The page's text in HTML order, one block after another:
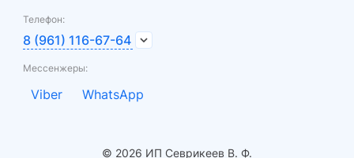
Телефон:
8 (961) 116-67-64
Мессенжеры:
Viber WhatsApp
© 2026 ИП Севрикеев В. Ф.